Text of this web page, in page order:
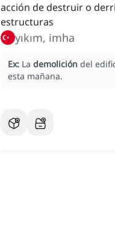
acción de destruir o
estructuras
yıkım, imha
Ex: La demolición del
esta mañana.